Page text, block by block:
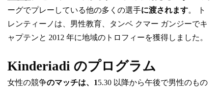
ーグでプレーしている他の多くの選手に渡されます。 ト
レンティーノは、男性教育、タンベ クマー ガンジーでキ
ャプテンと 2012 年に地域のトロフィーを獲得しました。
Kinderiadi のプログラム
女性の競争のマッチは、15.30 以降から午後で男性のもの